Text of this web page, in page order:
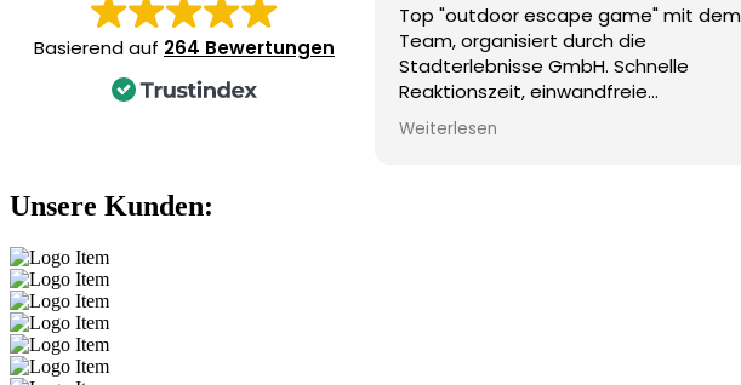
Basierend auf 264 Bewertungen
Top "outdoor escape game" mit dem
Team, organisiert durch die
Stadterlebnisse GmbH. Schnelle
Reaktionszeit, einwandfreie
Kommunikation.
Weiterlesen
Unsere Kunden: